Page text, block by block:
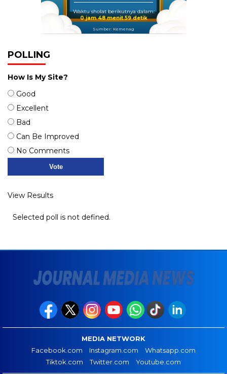
Waktu sholat berikutnya dalam:
0 jam 48 menit 58 detik
Sumber: Kemenag
POLLING
How Is My Site?
Good
Excellent
Bad
Can Be Improved
No Comments
View Results
Selected poll is not defined.
MEDIA NETWORK
Facebook.com
Instagram.com
Whatsapp.com
Tiktok.com
Twitter.com Youtube.com